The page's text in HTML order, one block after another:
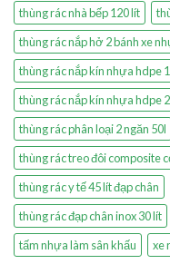
thùng rác nhà bếp 120 lít
thùng rác nắp hở 2 bánh xe
thùng rác nắp kín nhựa hdpe
thùng rác nắp kín nhựa hdpe
thùng rác phân loại 2 ngăn 50l
thùng rác treo đôi composite
thùng rác y tế 45 lít đạp chân
thùng rác đạp chân inox 30 lít
tấm nhựa làm sân khấu
xe